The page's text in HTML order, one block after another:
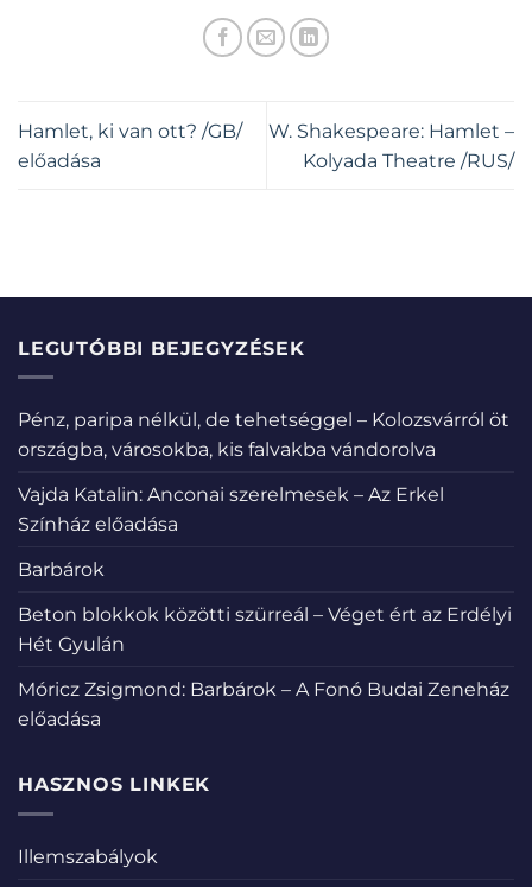
Hamlet, ki van ott? /GB/
előadása
W. Shakespeare: Hamlet –
Kolyada Theatre /RUS/
LEGUTÓBBI BEJEGYZÉSEK
Pénz, paripa nélkül, de tehetséggel – Kolozsvárról öt
országba, városokba, kis falvakba vándorolva
Vajda Katalin: Anconai szerelmesek – Az Erkel
Színház előadása
Barbárok
Beton blokkok közötti szürreál – Véget ért az Erdélyi
Hét Gyulán
Móricz Zsigmond: Barbárok – A Fonó Budai Zeneház
előadása
HASZNOS LINKEK
Illemszabályok